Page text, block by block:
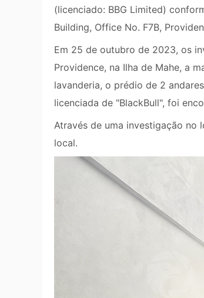
(licenciado: BBG Limited)
Building, Office No. F7B,
Em 25 de outubro de 2023, os
Providence, na Ilha de Mahe, a
lavanderia, o prédio de 2
licenciada de "BlackBull", foi
Através de uma investigação no
local.